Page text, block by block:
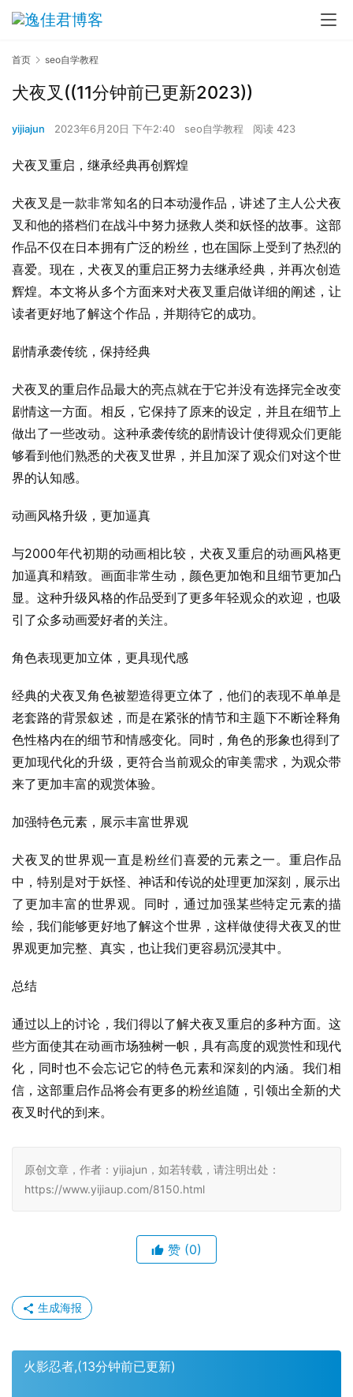
首页 seo自学教程
犬夜叉((11分钟前已更新2023))
yijiajun 2023年6月20日 下午2:40 seo自学教程 阅读 423
犬夜叉重启，继承经典再创辉煌
犬夜叉是一款非常知名的日本动漫作品，讲述了主人公犬夜
叉和他的搭档们在战斗中努力拯救人类和妖怪的故事。这部
作品不仅在日本拥有广泛的粉丝，也在国际上受到了热烈的
喜爱。现在，犬夜叉的重启正努力去继承经典，并再次创造
辉煌。本文将从多个方面来对犬夜叉重启做详细的阐述，让
读者更好地了解这个作品，并期待它的成功。
剧情承袭传统，保持经典
犬夜叉的重启作品最大的亮点就在于它并没有选择完全改变
剧情这一方面。相反，它保持了原来的设定，并且在细节上
做出了一些改动。这种承袭传统的剧情设计使得观众们更能
够看到他们熟悉的犬夜叉世界，并且加深了观众们对这个世
界的认知感。
动画风格升级，更加逼真
与2000年代初期的动画相比较，犬夜叉重启的动画风格更
加逼真和精致。画面非常生动，颜色更加饱和且细节更加凸
显。这种升级风格的作品受到了更多年轻观众的欢迎，也吸
引了众多动画爱好者的关注。
角色表现更加立体，更具现代感
经典的犬夜叉角色被塑造得更立体了，他们的表现不单单是
老套路的背景叙述，而是在紧张的情节和主题下不断诠释角
色性格内在的细节和情感变化。同时，角色的形象也得到了
更加现代化的升级，更符合当前观众的审美需求，为观众带
来了更加丰富的观赏体验。
加强特色元素，展示丰富世界观
犬夜叉的世界观一直是粉丝们喜爱的元素之一。重启作品
中，特别是对于妖怪、神话和传说的处理更加深刻，展示出
了更加丰富的世界观。同时，通过加强某些特定元素的描
绘，我们能够更好地了解这个世界，这样做使得犬夜叉的世
界观更加完整、真实，也让我们更容易沉浸其中。
总结
通过以上的讨论，我们得以了解犬夜叉重启的多种方面。这
些方面使其在动画市场独树一帜，具有高度的观赏性和现代
化，同时也不会忘记它的特色元素和深刻的内涵。我们相
信，这部重启作品将会有更多的粉丝追随，引领出全新的犬
夜叉时代的到来。
原创文章，作者：yijiajun，如若转载，请注明出处：
https://www.yijiaup.com/8150.html
赞 (0)
生成海报
火影忍者,(13分钟前已更新)